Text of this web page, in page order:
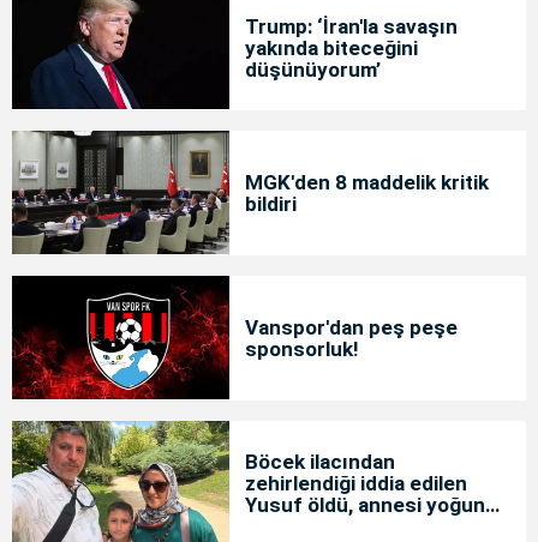
Trump: ‘İran'la savaşın
yakında biteceğini
düşünüyorum’
MGK'den 8 maddelik kritik
bildiri
Vanspor'dan peş peşe
sponsorluk!
Böcek ilacından
zehirlendiği iddia edilen
Yusuf öldü, annesi yoğun